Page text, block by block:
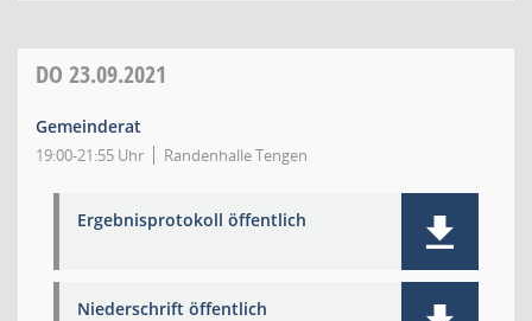
DO 23.09.2021
Gemeinderat
19:00-21:55 Uhr Randenhalle Tengen
Ergebnisprotokoll öffentlich
Niederschrift öffentlich